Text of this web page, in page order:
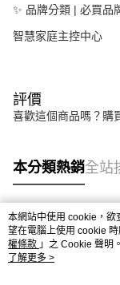
✨ 品牌分類 | 必買品
智慧家庭主控中心
評價
喜歡這個商品嗎？購
本分類熱銷全站
熱門標籤
本網站中使用 cookie，欲
望在電腦上使用 cookie
權條款 」之 Cookie 聲明
用條款之 Cookie 聲明使
了解更多 >